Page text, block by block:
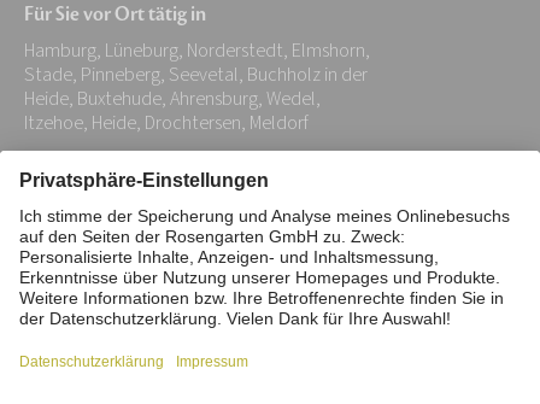
Adresse:
*
Für Sie vor Ort tätig in
Hamburg, Lüneburg, Norderstedt, Elmshorn,
Stade, Pinneberg, Seevetal, Buchholz in der
Heide, Buxtehude, Ahrensburg, Wedel,
Itzehoe, Heide, Drochtersen, Meldorf
Impressum Datenschutz
Stiftung
Interne Meldestelle
Zahlungsmittel
Barrierefreiheitserklärung
Vertrag widerrufen